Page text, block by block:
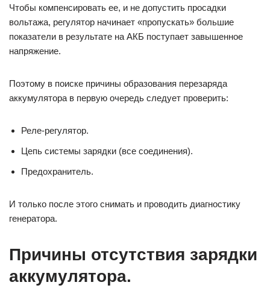
Чтобы компенсировать ее, и не допустить просадки
вольтажа, регулятор начинает «пропускать» большие
показатели в результате на АКБ поступает завышенное
напряжение.
Поэтому в поиске причины образования перезаряда
аккумулятора в первую очередь следует проверить:
Реле-регулятор.
Цепь системы зарядки (все соединения).
Предохранитель.
И только после этого снимать и проводить диагностику
генератора.
Причины отсутствия зарядки
аккумулятора.